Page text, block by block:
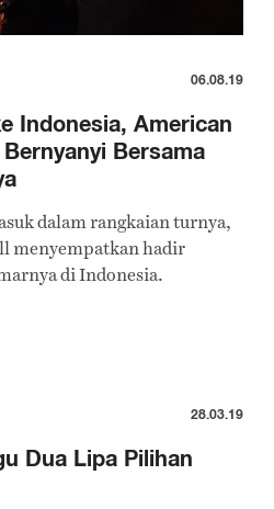
06.08.19
Indonesia, American
Bersama
dalam rangkaian turnya,
menyempatkan hadir
di Indonesia.
28.03.19
Dua Lipa Pilihan